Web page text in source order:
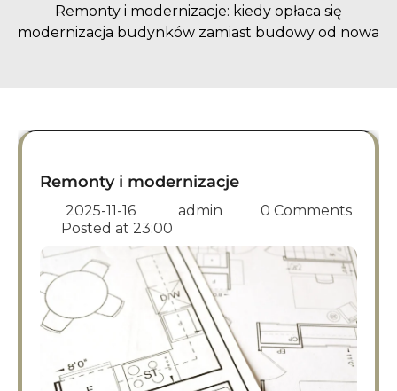
Remonty i modernizacje: kiedy opłaca się
modernizacja budynków zamiast budowy od nowa
Remonty i modernizacje
2025-11-16 admin
0 Comments
Posted at 23:00